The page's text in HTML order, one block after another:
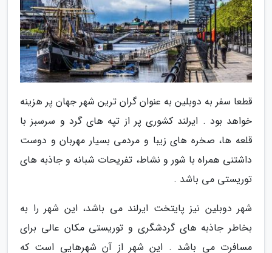
قطعا سفر به دوبلین به عنوان گران ترین شهر جهان پر هزینه
خواهد بود . ایرلند کشوری پر از تپه های گرد و سرسبز با
قلعه ها، صخره های زیبا و مردمی بسیار مهربان و دوست
داشتنی همراه با شور و نشاط، تفریحات شبانه و جاذبه های
توریستی می باشد .
شهر دوبلین نیز پایتخت ایرلند می باشد، این شهر را به
بخاطر جاذبه های گردشگری و توریستی مکان عالی برای
مسافرت می باشد . این شهر از آن شهرهایی است که